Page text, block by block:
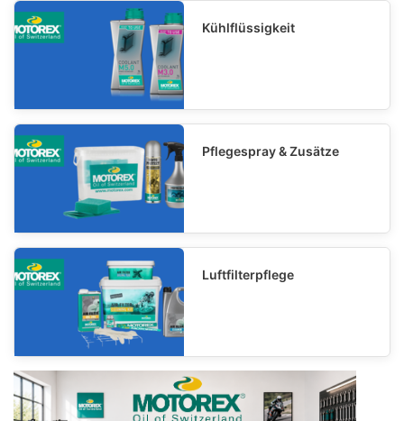
Kühlflüssigkeit
Pflegespray & Zusätze
Luftfilterpflege